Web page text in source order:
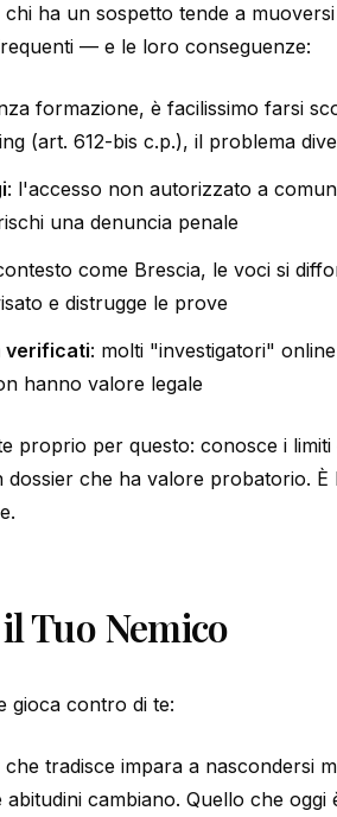
ha un sospetto tende a
— e le loro conseguenze:
formazione, è facilissimo farsi
(art. 612-bis c.p.), il problema
: l'accesso non autorizzato a
una denuncia penale
come Brescia, le voci si
e distrugge le prove
verificati: molti "investigatori"
hanno valore legale
proprio per questo: conosce i
che ha valore probatorio. È
Tuo Nemico
gioca contro di te:
tradisce impara a nascondersi
cambiano. Quello che